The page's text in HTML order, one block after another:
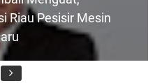
Riau Pesisir Mesin